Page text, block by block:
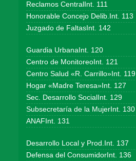
Reclamos CentralInt. 111
Honorable Concejo Delib.Int. 113
Juzgado de FaltasInt. 142
Guardia UrbanaInt. 120
Centro de MonitoreoInt. 121
Centro Salud «R. Carrillo»Int. 119
Hogar «Madre Teresa»Int. 127
Sec. Desarrollo SocialInt. 129
Subsecretaría de la MujerInt. 130
ANAFInt. 131
Desarrollo Local y Prod.Int. 137
Defensa del ConsumidorInt. 136